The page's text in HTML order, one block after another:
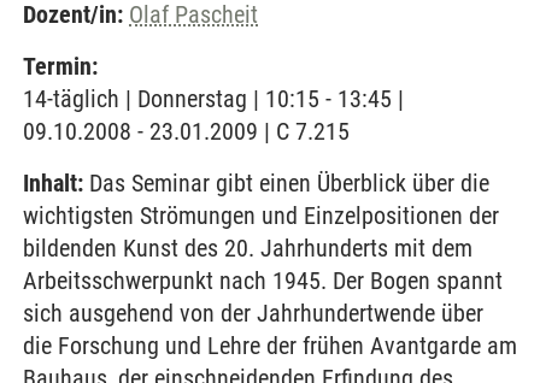
Dozent/in: Olaf Pascheit
Termin:
14-täglich | Donnerstag | 10:15 - 13:45 |
09.10.2008 - 23.01.2009 | C 7.215
Inhalt: Das Seminar gibt einen Überblick über die
wichtigsten Strömungen und Einzelpositionen der
bildenden Kunst des 20. Jahrhunderts mit dem
Arbeitsschwerpunkt nach 1945. Der Bogen spannt
sich ausgehend von der Jahrhundertwende über
die Forschung und Lehre der frühen Avantgarde am